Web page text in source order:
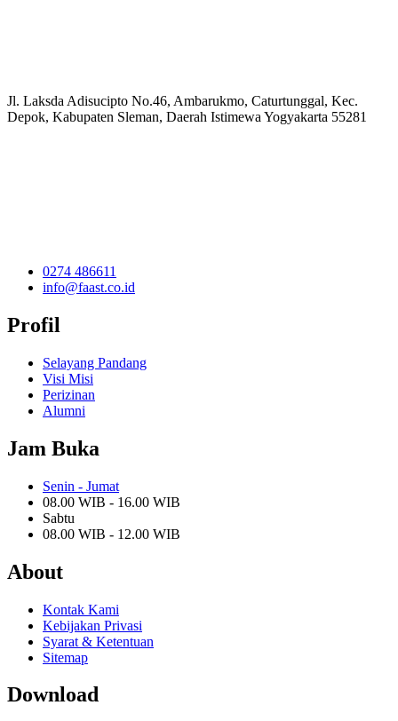
Jl. Laksda Adisucipto No.46, Ambarukmo, Caturtunggal, Kec.
Depok, Kabupaten Sleman, Daerah Istimewa Yogyakarta 55281
0274 486611
info@faast.co.id
Profil
Selayang Pandang
Visi Misi
Perizinan
Alumni
Jam Buka
Senin - Jumat
08.00 WIB - 16.00 WIB
Sabtu
08.00 WIB - 12.00 WIB
About
Kontak Kami
Kebijakan Privasi
Syarat & Ketentuan
Sitemap
Download